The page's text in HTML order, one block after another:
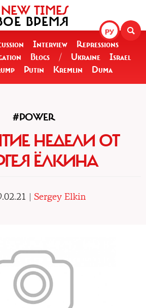
РУ
TIMES
ВРЕМЯ
Interview
Repressions
Blogs / Ukraine
Israel
Putin Kremlin Duma
#POWER
НЕДЕЛИ ОТ
ЁЛКИНА
| Sergey Elkin